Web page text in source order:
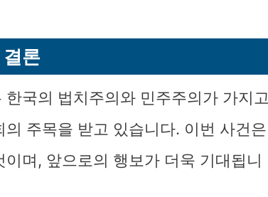
결론
국의 법치주의와 민주주의가 가지고
주목을 받고 있습니다. 이번 사건은
며, 앞으로의 행보가 더욱 기대됩니